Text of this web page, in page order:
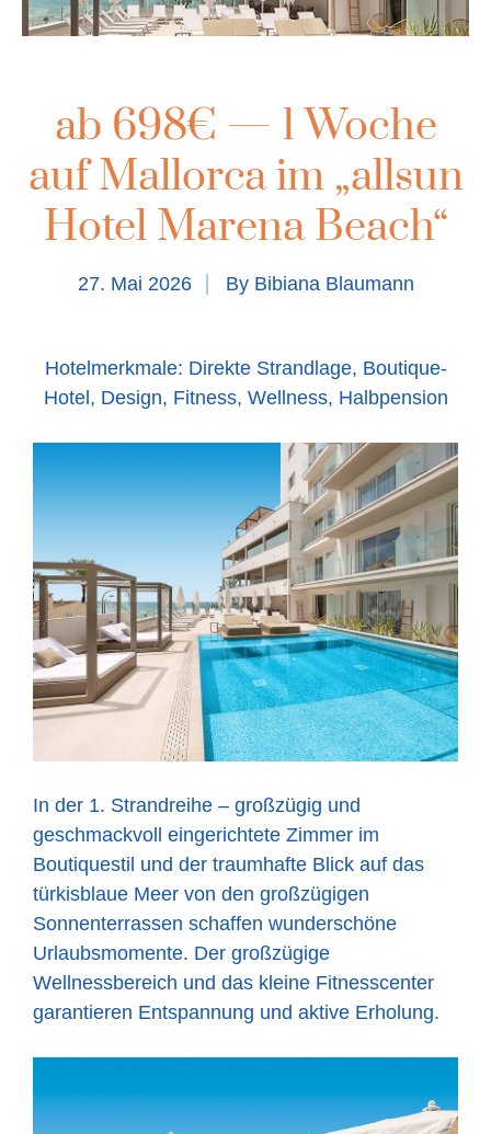
ab 698€ — 1 Woche
auf Mallorca im „allsun
Hotel Marena Beach“
27. Mai 2026 By Bibiana Blaumann
Hotelmerkmale: Direkte Strandlage, Boutique-
Hotel, Design, Fitness, Wellness, Halbpension
In der 1. Strandreihe – großzügig und
geschmackvoll eingerichtete Zimmer im
Boutiquestil und der traumhafte Blick auf das
türkisblaue Meer von den großzügigen
Sonnenterrassen schaffen wunderschöne
Urlaubsmomente. Der großzügige
Wellnessbereich und das kleine Fitnesscenter
garantieren Entspannung und aktive Erholung.